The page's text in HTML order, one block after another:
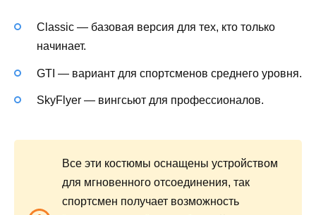
Classic — базовая версия для тех, кто только
начинает.
GTI — вариант для спортсменов среднего уровня.
SkyFlyer — вингсьют для профессионалов.
Все эти костюмы оснащены устройством
для мгновенного отсоединения, так
спортсмен получает возможность